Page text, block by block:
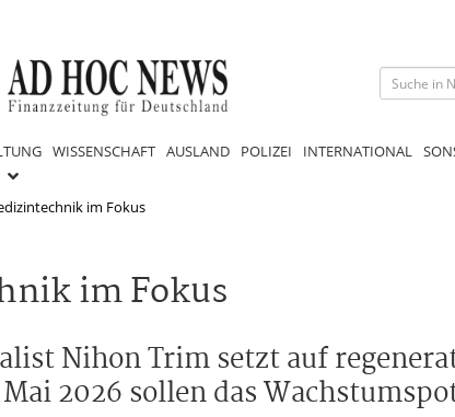
WISSENSCHAFT AUSLAND POLIZEI INTERNATIONAL
im Fokus
im Fokus
Nihon Trim setzt auf
2026 sollen das